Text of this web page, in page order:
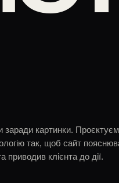
заради картинки.
так, щоб сайт
приводив клієнта до дії.